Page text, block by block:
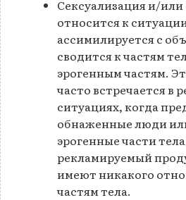
Сексуализация и/
относится к
ассимилируется с
сводится к частям
эрогенным частям.
часто встречается в
ситуациях, когда
обнаженные люди
эрогенные части
рекламируемый
имеют никакого
частям тела.